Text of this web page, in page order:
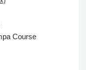
Course